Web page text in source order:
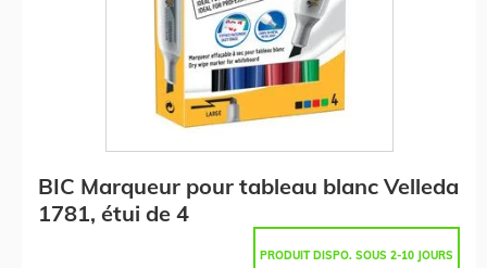
BIC Marqueur pour tableau blanc Velleda
1781, étui de 4
PRODUIT DISPO. SOUS 2-10 JOURS